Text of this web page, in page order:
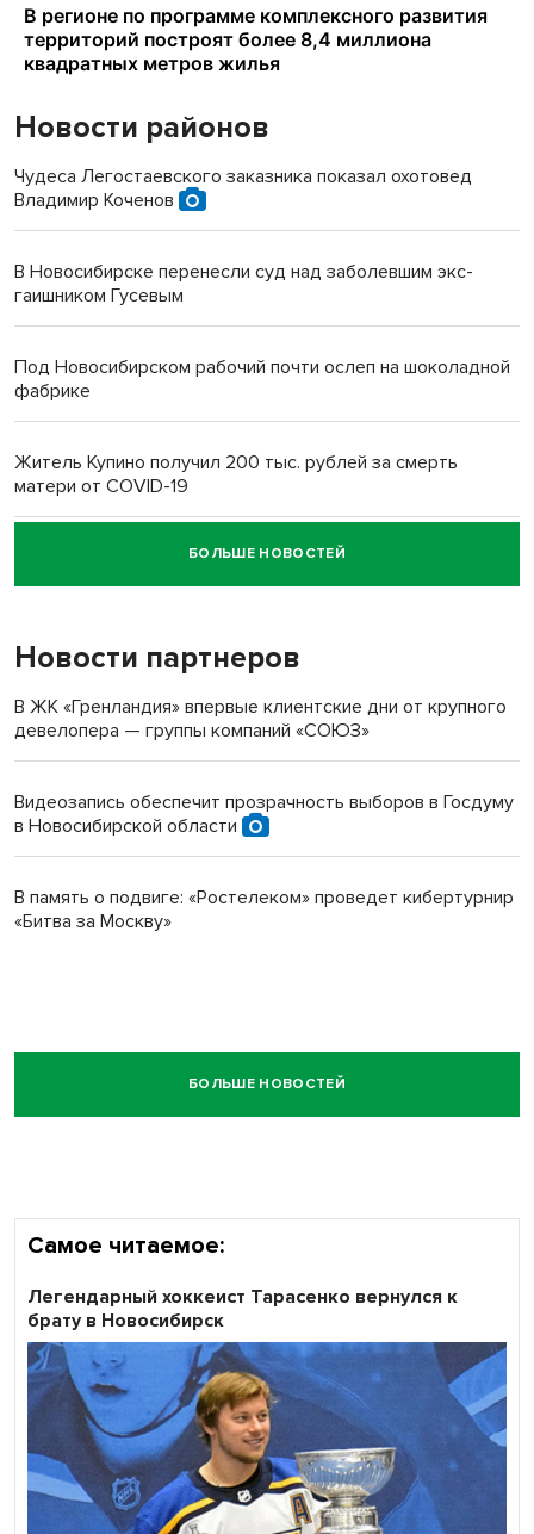
Новости районов
Чудеса Легостаевского заказника показал охотовед
Владимир Коченов
В Новосибирске перенесли суд над заболевшим экс-
гаишником Гусевым
Под Новосибирском рабочий почти ослеп на шоколадной
фабрике
Житель Купино получил 200 тыс. рублей за смерть
матери от COVID-19
Новосибирский суд наказал водителя за смерть
пенсионерки на вокзале
БОЛЬШЕ НОВОСТЕЙ
Новости партнеров
В ЖК «Гренландия» впервые клиентские дни от крупного
девелопера — группы компаний «СОЮЗ»
Видеозапись обеспечит прозрачность выборов в Госдуму
в Новосибирской области
В память о подвиге: «Ростелеком» проведет кибертурнир
«Битва за Москву»
БОЛЬШЕ НОВОСТЕЙ
Самое читаемое:
Легендарный хоккеист Тарасенко вернулся к
брату в Новосибирск